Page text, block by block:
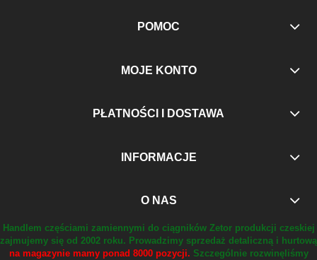
POMOC
MOJE KONTO
PŁATNOŚCI I DOSTAWA
INFORMACJE
O NAS
Handlem częściami zamiennymi do ciągników Zetor produkcji czeskiej
zajmujemy się od 2002 roku. Prowadzimy sprzedaż detaliczną i hurtową
na magazynie mamy ponad 8000 pozycji. Szczególnie rozwinęliśmy